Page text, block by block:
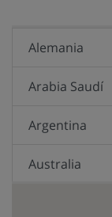
Alemania
Arabia Saudí
Argentina
Australia